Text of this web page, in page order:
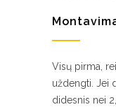
Visų pirma,
uždengti. Jei
didesnis nei